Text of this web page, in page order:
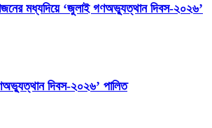
মধ্যদিয়ে ‘জুলাই গণঅভ্যুত্থান দিবস-২০২৬’
দিবস-২০২৬’ পালিত